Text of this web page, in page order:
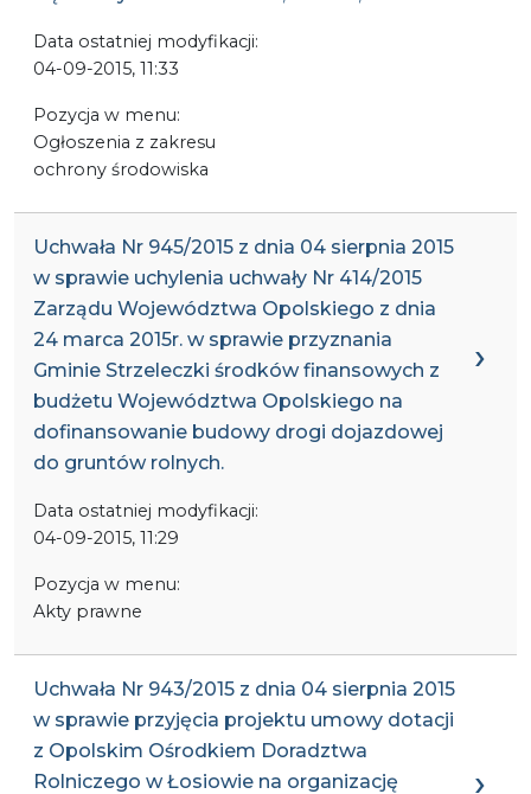
Data ostatniej modyfikacji:
04-09-2015, 11:33
Pozycja w menu:
Ogłoszenia z zakresu
ochrony środowiska
Uchwała Nr 945/2015 z dnia 04 sierpnia 2015
w sprawie uchylenia uchwały Nr 414/2015
Zarządu Województwa Opolskiego z dnia
24 marca 2015r. w sprawie przyznania
Gminie Strzeleczki środków finansowych z
budżetu Województwa Opolskiego na
dofinansowanie budowy drogi dojazdowej
do gruntów rolnych.
Data ostatniej modyfikacji:
04-09-2015, 11:29
Pozycja w menu:
Akty prawne
Uchwała Nr 943/2015 z dnia 04 sierpnia 2015
w sprawie przyjęcia projektu umowy dotacji
z Opolskim Ośrodkiem Doradztwa
Rolniczego w Łosiowie na organizację